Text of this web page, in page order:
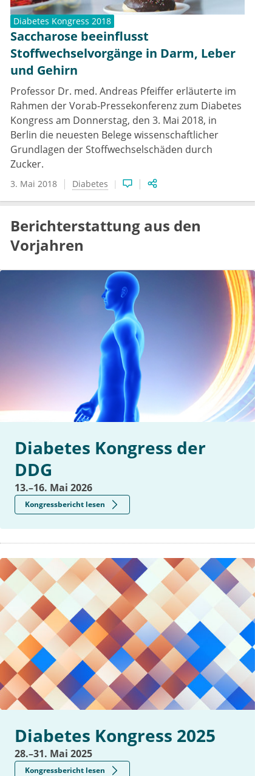
Diabetes Kongress 2018
Saccharose beeinflusst
Stoffwechselvorgänge in Darm, Leber
und Gehirn
Professor Dr. med. Andreas Pfeiffer erläuterte im
Rahmen der Vorab-Pressekonferenz zum Diabetes
Kongress am Donnerstag, den 3. Mai 2018, in
Berlin die neuesten Belege wissenschaftlicher
Grundlagen der Stoffwechselschäden durch
Zucker.
3. Mai 2018 Diabetes
Berichterstattung aus den
Vorjahren
Diabetes Kongress der
DDG
13.–16. Mai 2026
Kongressbericht lesen
Diabetes Kongress 2025
28.–31. Mai 2025
Kongressbericht lesen